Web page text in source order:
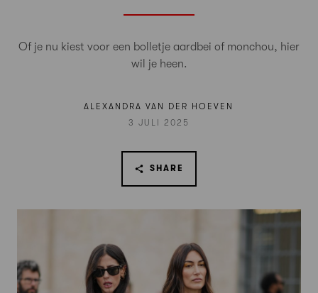
Of je nu kiest voor een bolletje aardbei of monchou, hier
wil je heen.
ALEXANDRA VAN DER HOEVEN
3 JULI 2025
SHARE